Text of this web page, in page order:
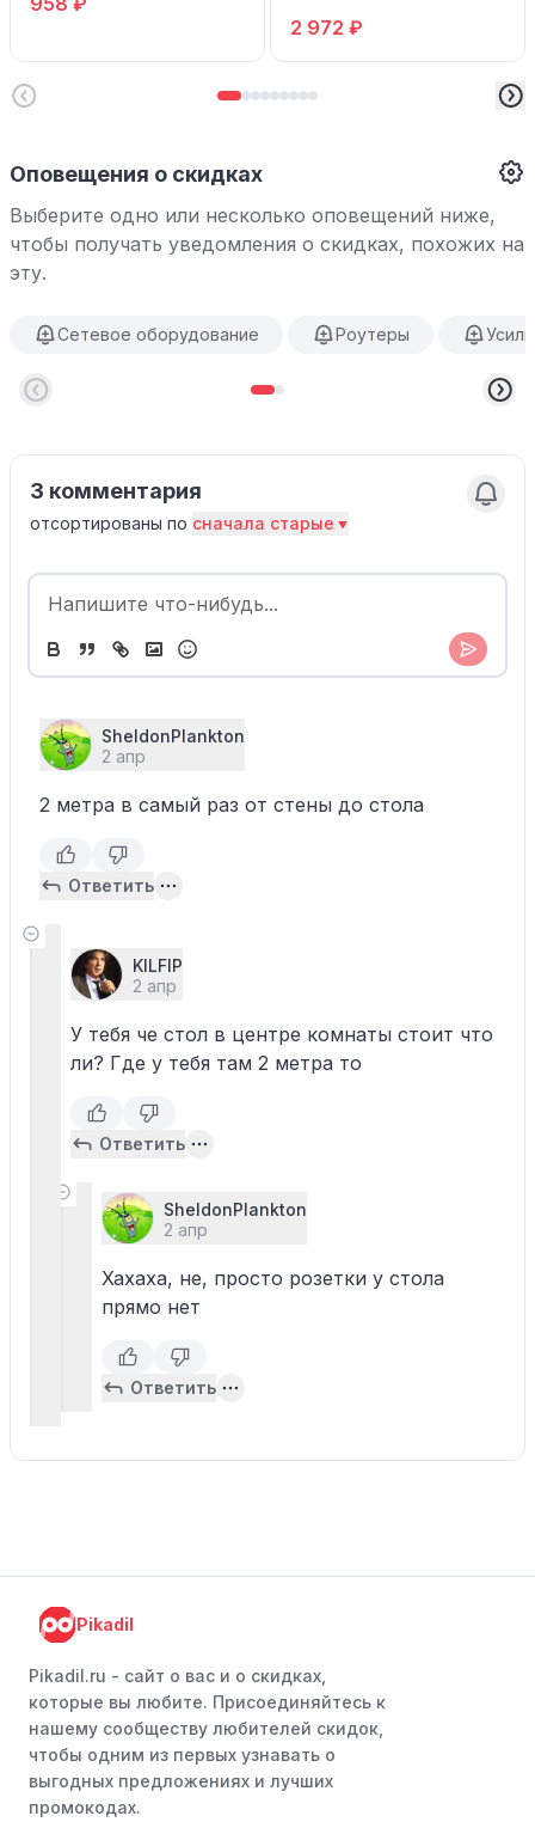
2 972 ₽
Оповещения о скидках
Выберите одно или несколько оповещений ниже,
чтобы получать уведомления о скидках, похожих на
эту.
Сетевое оборудование Роутеры
3 комментария
отсортированы по сначала старые
SheldonPlankton
2 апр
2 метра в самый раз от стены до стола
Ответить
KILFIP
2 апр
У тебя че стол в центре комнаты стоит что
ли? Где у тебя там 2 метра то
Ответить
SheldonPlankton
2 апр
Хахаха, не, просто розетки у стола
прямо нет
Ответить
Pikadil
Pikadil.ru - cайт о вас и о скидках,
которые вы любите. Присоединяйтесь к
нашему сообществу любителей скидок,
чтобы одним из первых узнавать о
выгодных предложениях и лучших
промокодах.